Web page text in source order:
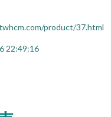
product/37.html
22:49:16